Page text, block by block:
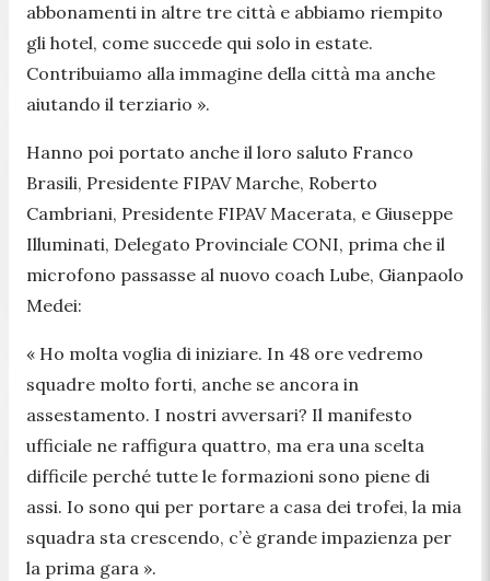
abbonamenti in altre tre città e abbiamo riempito
gli hotel, come succede qui solo in estate.
Contribuiamo alla immagine della città ma anche
aiutando il terziario ».
Hanno poi portato anche il loro saluto Franco
Brasili, Presidente FIPAV Marche, Roberto
Cambriani, Presidente FIPAV Macerata, e Giuseppe
Illuminati, Delegato Provinciale CONI, prima che il
microfono passasse al nuovo coach Lube, Gianpaolo
Medei:
« Ho molta voglia di iniziare. In 48 ore vedremo
squadre molto forti, anche se ancora in
assestamento. I nostri avversari? Il manifesto
ufficiale ne raffigura quattro, ma era una scelta
difficile perché tutte le formazioni sono piene di
assi. Io sono qui per portare a casa dei trofei, la mia
squadra sta crescendo, c’è grande impazienza per
la prima gara ».